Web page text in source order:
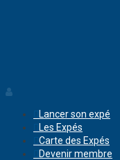
Lancer son expé
Les Expés
Carte des Expés
Devenir membre